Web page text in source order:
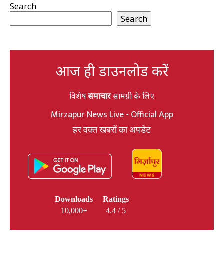
Search
Search
आज ही डाउनलोड करें
विशेषसमाचारसामग्री के लिए
Mirzapur News Live - Official App
हर वक्त खबरों का अपडेट
Downloads
10,000+
Ratings
4.4 / 5